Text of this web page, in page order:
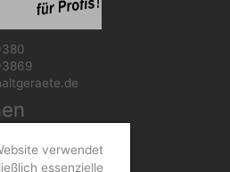
verwendet
essenzielle